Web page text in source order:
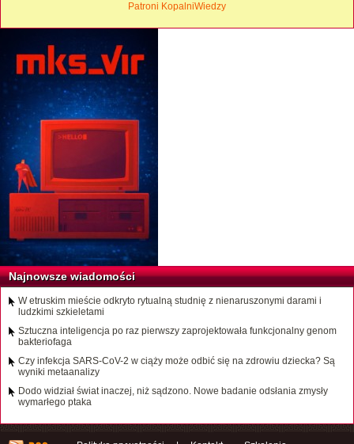
Patroni KopalniWiedzy
Najnowsze wiadomości
W etruskim mieście odkryto rytualną studnię z nienaruszonymi darami i
ludzkimi szkieletami
Sztuczna inteligencja po raz pierwszy zaprojektowała funkcjonalny genom
bakteriofaga
Czy infekcja SARS-CoV-2 w ciąży może odbić się na zdrowiu dziecka? Są
wyniki metaanalizy
Dodo widział świat inaczej, niż sądzono. Nowe badanie odsłania zmysły
wymarłego ptaka